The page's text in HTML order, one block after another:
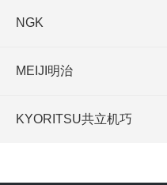
NGK
MEIJI明治
KYORITSU共立机巧